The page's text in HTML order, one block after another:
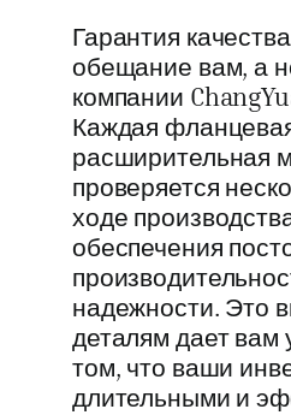
Гарантия
обещание вам, а
компании
Каждая
расширительная
проверяется
ходе
обеспечения
надежности. Это
деталям дает вам
том, что ваши
длительными и